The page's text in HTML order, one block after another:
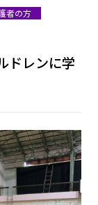
者の方
ドレンに学